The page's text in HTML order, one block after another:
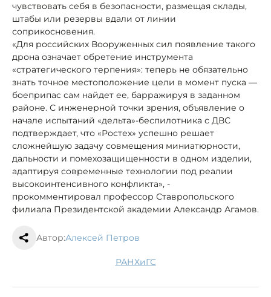
чувствовать себя в безопасности, размещая склады,
штабы или резервы вдали от линии
соприкосновения.
«Для российских Вооруженных сил появление такого
дрона означает обретение инструмента
«стратегического терпения»: теперь не обязательно
знать точное местоположение цели в момент пуска —
боеприпас сам найдет ее, барражируя в заданном
районе. С инженерной точки зрения, объявление о
начале испытаний «дельта»-беспилотника с ДВС
подтверждает, что «Ростех» успешно решает
сложнейшую задачу совмещения миниатюрности,
дальности и помехозащищенности в одном изделии,
адаптируя современные технологии под реалии
высокоинтенсивного конфликта», -
прокомментировал профессор Ставропольского
филиала Президентской академии Александр Агамов.
Автор:Алексей Петров
РАНХиГС